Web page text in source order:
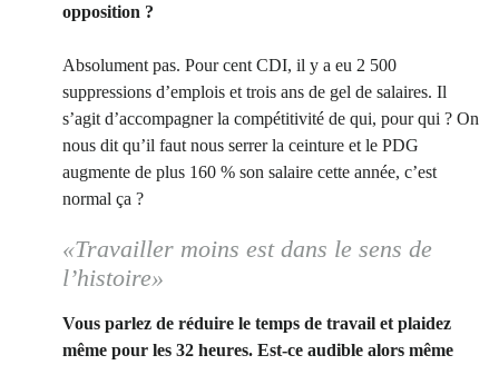
opposition ?
Absolument pas. Pour cent CDI, il y a eu 2 500
suppressions d’emplois et trois ans de gel de salaires. Il
s’agit d’accompagner la compétitivité de qui, pour qui ? On
nous dit qu’il faut nous serrer la ceinture et le PDG
augmente de plus 160 % son salaire cette année, c’est
normal ça ?
«Travailler moins est dans le sens de
l’histoire»
Vous parlez de réduire le temps de travail et plaidez
même pour les 32 heures. Est-ce audible alors même